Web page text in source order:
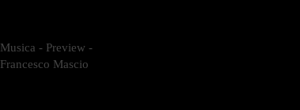
Musica - Preview -
Francesco Mascio